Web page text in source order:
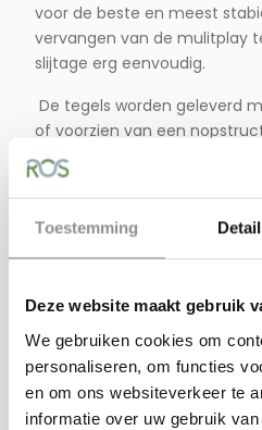
Toestemming
Deze website maakt gebruik
We gebruiken cookies om
personaliseren, om functies
en om ons websiteverkeer te
informatie over uw gebruik
voor de beste en meest
vervangen van de mulitplay
slijtage erg eenvoudig.
De tegels worden geleverd
of voorzien van een
toepassing en eisen die aan
De Aslon multiplay tegels zijn
aanwezig. In deze vier gaten
worden verbonden.
De voordelen
Hoogwaardig toplaag van